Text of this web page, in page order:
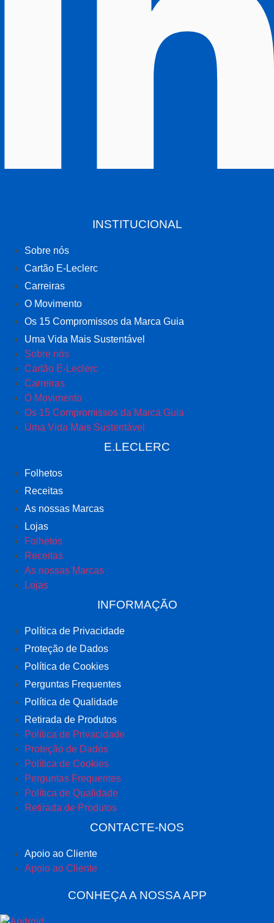
INSTITUCIONAL
Sobre nós
Cartão E-Leclerc
Carreiras
O Movimento
Os 15 Compromissos da Marca Guia
Uma Vida Mais Sustentável
Sobre nós
Cartão E-Leclerc
Carreiras
O Movimento
Os 15 Compromissos da Marca Guia
Uma Vida Mais Sustentável
E.LECLERC
Folhetos
Receitas
As nossas Marcas
Lojas
Folhetos
Receitas
As nossas Marcas
Lojas
INFORMAÇÃO
Política de Privacidade
Proteção de Dados
Política de Cookies
Perguntas Frequentes
Política de Qualidade
Retirada de Produtos
Política de Privacidade
Proteção de Dados
Política de Cookies
Perguntas Frequentes
Política de Qualidade
Retirada de Produtos
CONTACTE-NOS
Apoio ao Cliente
Apoio ao Cliente
CONHEÇA A NOSSA APP